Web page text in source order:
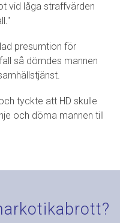
vid låga straffvärden
presumtion för
så dömdes mannen
tyckte att HD skulle
och döma mannen till